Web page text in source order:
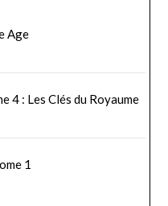
Age
4 : Les Clés du Royaume
1